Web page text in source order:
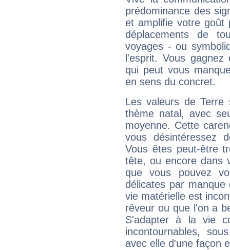
prédominance des
et amplifie votre goût
déplacements de
voyages - ou
l'esprit. Vous
qui peut vous
en sens du concret.
Les valeurs de Terre
thème natal, avec
moyenne. Cette
vous désintéressez
Vous êtes peut-être
tête, ou encore dans
que vous pouvez
délicates par
vie matérielle est
rêveur ou que l'on a
S'adapter à la vie
incontournables,
avec elle d'une façon